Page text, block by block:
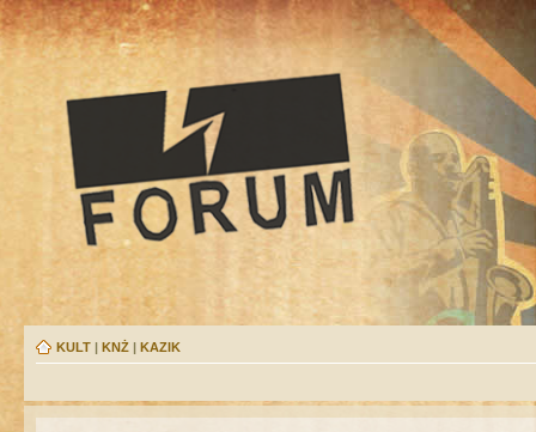
KULT | KNŻ | KAZIK